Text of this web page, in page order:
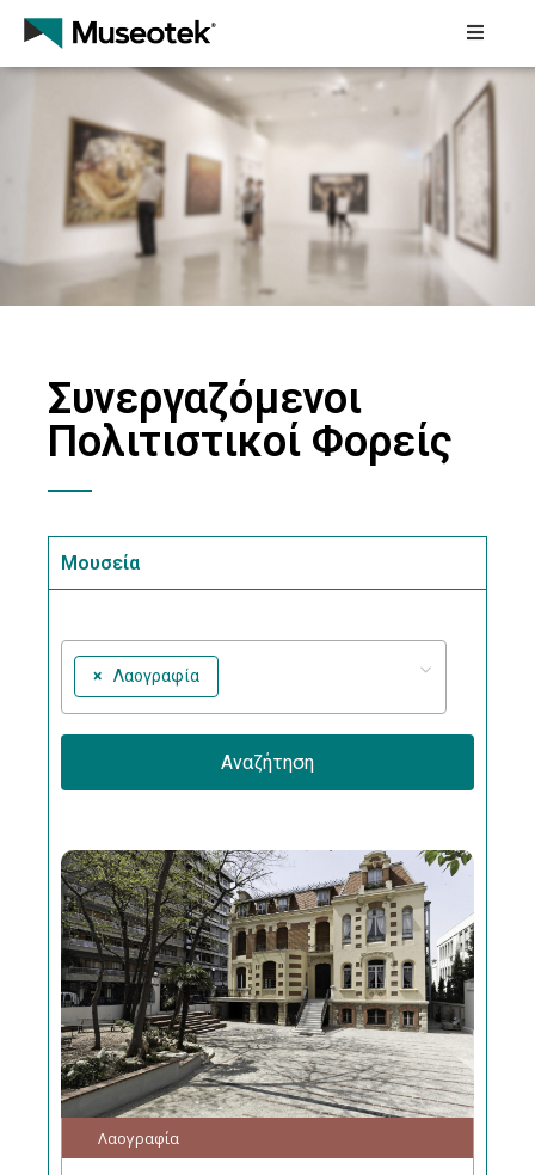
Museotek
Συνεργαζόμενοι
Πολιτιστικοί
Φορείς
Εκπαιδευτικά
Project
Επικοινωνία
Συνεργαζόμενοι
Πολιτιστικοί Φορείς
Μουσεία
× Λαογραφία
Αναζήτηση
Λαογραφία